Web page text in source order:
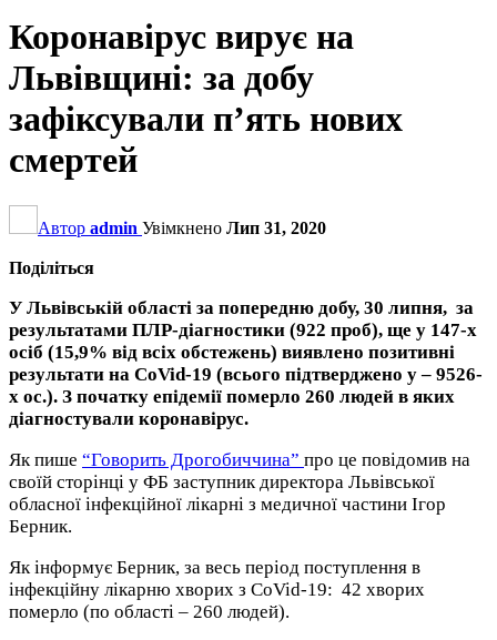
Коронавірус вирує на
Львівщині: за добу
зафіксували п’ять нових
смертей
Автор admin Увімкнено Лип 31, 2020
Поділіться
У Львівській області за попередню добу, 30 липня, за
результатами ПЛР-діагностики (922 проб), ще у 147-х
осіб (15,9% від всіх обстежень) виявлено позитивні
результати на CoVid-19 (всього підтверджено у – 9526-
х ос.). З початку епідемії померло 260 людей в яких
діагностували коронавірус.
Як пише “Говорить Дрогобиччина” про це повідомив на
своїй сторінці у ФБ заступник директора Львівської
обласної інфекційної лікарні з медичної частини Ігор
Берник.
Як інформує Берник, за весь період поступлення в
інфекційну лікарню хворих з CoVid-19: 42 хворих
померло (по області – 260 людей).